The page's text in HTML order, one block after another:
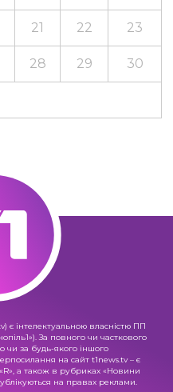
21 22 23
28 29 30
є інтелектуальною власністю ПП
За повного чи часткового
чи за будь-якого іншого
на сайт t1news.tv – є
а також в рубриках «Новини
на правах реклами.